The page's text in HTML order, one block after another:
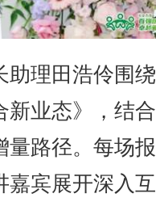
理田浩伶围
新业态》，结
量路径。每场
宾展开深入